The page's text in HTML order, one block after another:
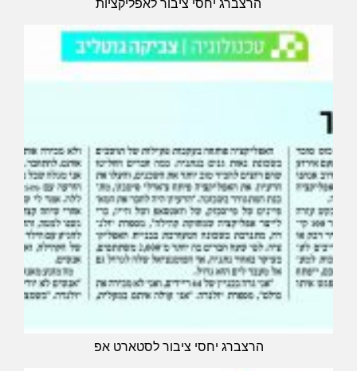
הרצברג יחסי ציבור לאפליקציות
הרצברג יחסי ציבור לסטארט אפ